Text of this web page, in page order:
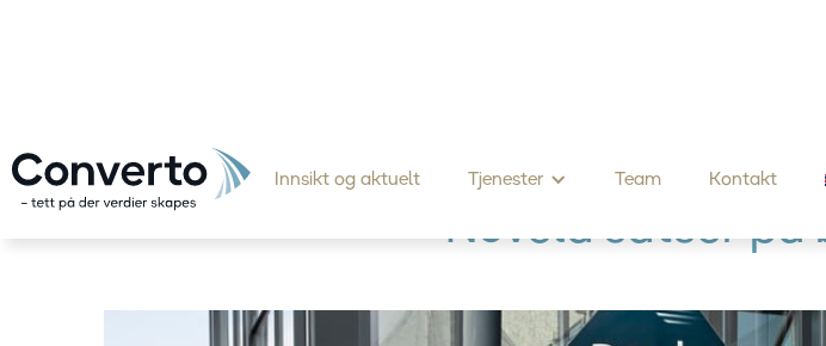
Innsikt og aktuelt Tjenester Team Kontakt
Novela satser